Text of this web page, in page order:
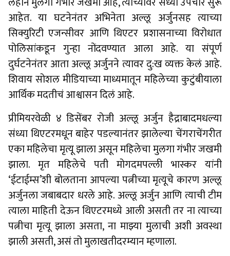
आहेत. या घटनेनंतर अभिनेता अल्लू अर्जुनसह त्याच्या
सिक्युरिटी एजन्सीवर आणि थिएटर प्रशासनाच्या विरोधात
पोलिसांकडून गुन्हा नोंदवण्यात आला आहे. या संपूर्ण
दुर्घटनेनंतर आता अल्लू अर्जुनने त्यावर दु:ख व्यक्त केलं आहे.
शिवाय सोशल मीडियाच्या माध्यमातून महिलेच्या कुटुंबीयाला
आर्थिक मदतीचं आश्वासन दिलं आहे.
प्रीमियरवेळी ४ डिसेंबर रोजी अल्लू अर्जुन हैद्राबादमधल्या
संध्या थिएटरमधून बाहेर पडल्यानंतर झालेल्या चेंगराचेंगरीत
एका महिलेचा मृत्यू झाला असून महिलेचा मुलगा गंभीर जखमी
झाला. मृत महिलेचे पती मोगदमपल्ली भास्कर यांनी
‘ईटाईम्स’शी बोलताना आपल्या पत्नीच्या मृत्यूचे कारण अल्लू
अर्जुनला जबाबदार धरले आहे. अल्लू अर्जुन आणि त्याची टीम
त्याला माहिती देऊन थिएटरमध्ये आली असती तर ना त्याच्या
पत्नीचा मृत्यू झाला असता, ना माझ्या मुलाची अशी अवस्था
झाली असती, असं तो मुलाखतीदरम्यान म्हणाला.